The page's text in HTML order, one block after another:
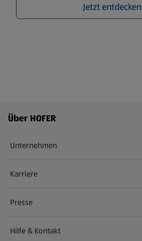
Jetzt entdecken
Fußzeilenmenü - weitere Links
Über HOFER
Unternehmen
Karriere
(öffnet in einem neuen Tab)
Presse
Hilfe & Kontakt
(öffnet in einem neuen Tab)